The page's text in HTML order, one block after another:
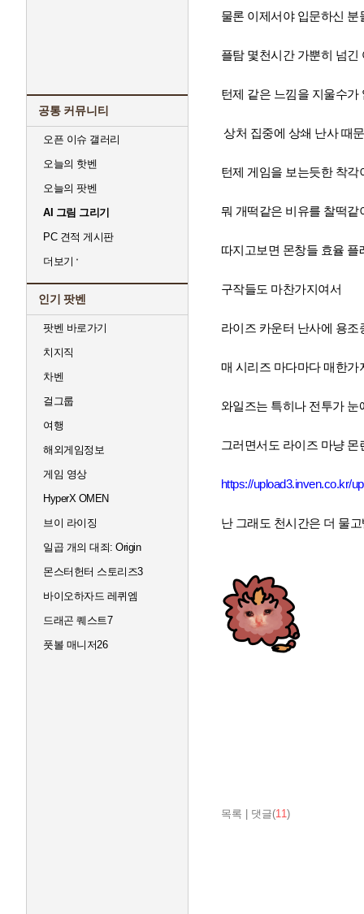
공통 커뮤니티
오픈 이슈 갤러리
오늘의 핫벤
오늘의 팟벤
AI 그림 그리기
PC 견적 게시판
더보기
인기 팟벤
팟벤 바로가기
치지직
차벤
걸그룹
여행
해외게임정보
게임 영상
HyperX OMEN
브이 라이징
일곱 개의 대죄: Origin
몬스터헌터 스토리즈3
바이오하자드 레퀴엠
드래곤 퀘스트7
풋볼 매니저26
물론 이제서야 입문하신
플탐 몇천시간 가뿐히 넘
턴제 같은 느낌을 지울수가
상처 집중에 상쇄 난사 때
턴제 게임을 보는듯한 착각
뭐 개떡같은 비유를 찰떡
따지고보면 몬창들 효율 플
구작들도 마찬가지여서
라이즈 카운터 난사에 용
매 시리즈 마다마다 매한가
와일즈는 특히나 전투가 눈
그러면서도 라이즈 마냥
https://upload3.inven.co.kr/
난 그래도 천시간은 더 물
목록 댓글(11)